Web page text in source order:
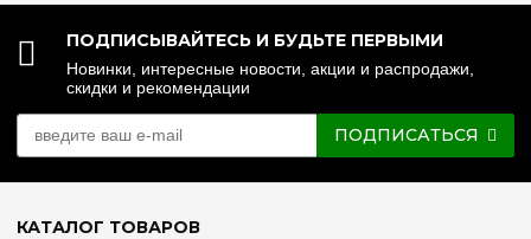
ПОДПИСЫВАЙТЕСЬ И БУДЬТЕ ПЕРВЫМИ
Новинки, интересные новости, акции и распродажи,
скидки и рекомендации
ПОДПИСАТЬСЯ
КАТАЛОГ ТОВАРОВ